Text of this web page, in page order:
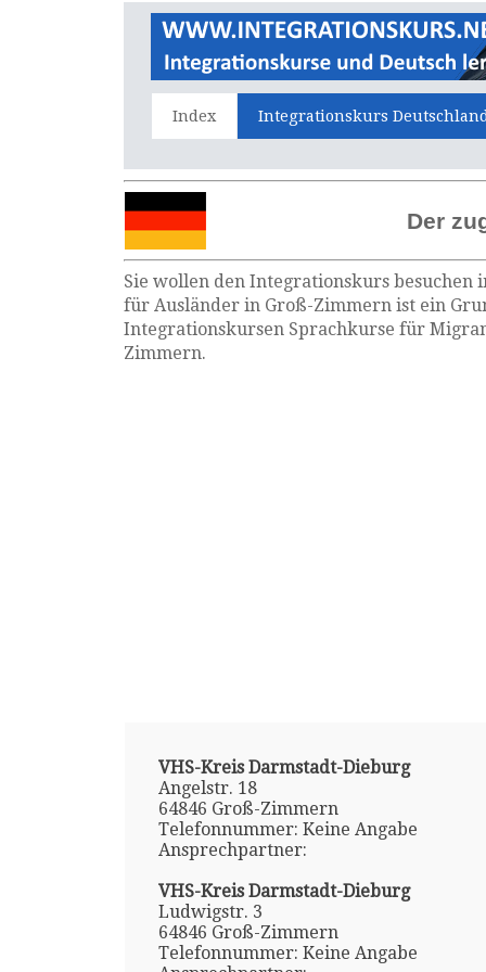
Index Integrationskurs
Der
Sie wollen den Integrationskurs besuchen
für Ausländer in Groß-Zimmern ist ein
Integrationskursen Sprachkurse für
Zimmern.
VHS-Kreis Darmstadt-Dieburg
Angelstr. 18
64846 Groß-Zimmern
Telefonnummer: Keine Angabe
Ansprechpartner:
VHS-Kreis Darmstadt-Dieburg
Ludwigstr. 3
64846 Groß-Zimmern
Telefonnummer: Keine Angabe